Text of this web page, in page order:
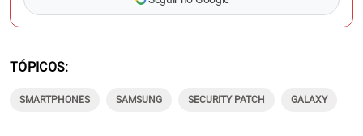
TÓPICOS
SMARTPHONES SAMSUNG SECURITY PATCH GALAXY